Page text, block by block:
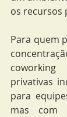
os recursos
Para quem
privativas
para
mas com